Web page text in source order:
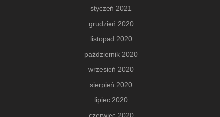
styczeń 2021
grudzień 2020
listopad 2020
październik 2020
wrzesień 2020
sierpień 2020
lipiec 2020
czerwiec 2020